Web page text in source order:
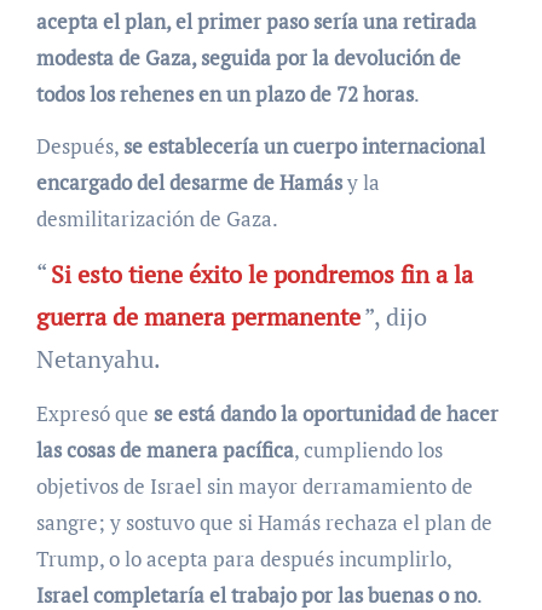
acepta el plan, el primer paso sería una retirada
modesta de Gaza, seguida por la devolución de
todos los rehenes en un plazo de 72 horas.
Después, se establecería un cuerpo internacional
encargado del desarme de Hamásy la
desmilitarización de Gaza.
“Si esto tiene éxito le pondremos fin a la
guerra de manera permanente”, dijo
Netanyahu.
Expresó que se está dando la oportunidad de hacer
las cosas de manera pacífica, cumpliendo los
objetivos de Israel sin mayor derramamiento de
sangre; y sostuvo que si Hamás rechaza el plan de
Trump, o lo acepta para después incumplirlo,
Israel completaría el trabajo por las buenas o no.